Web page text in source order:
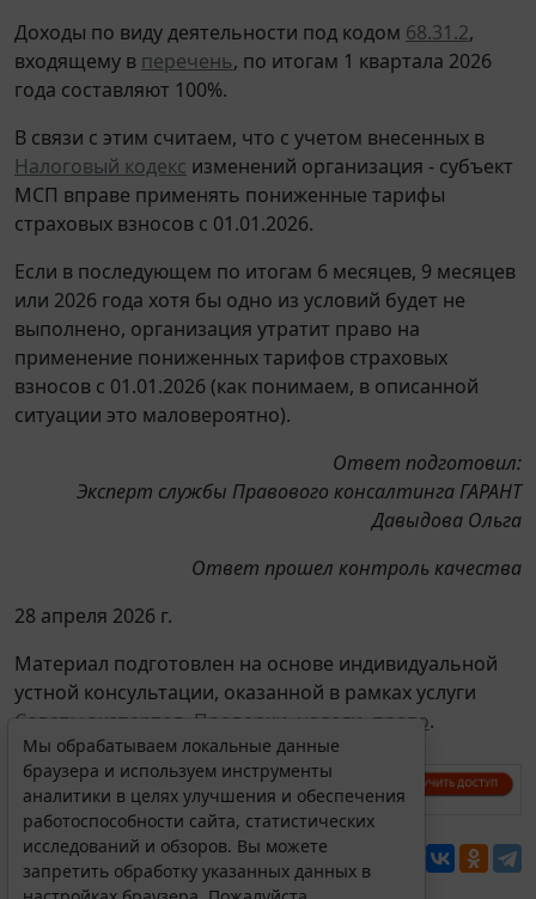
Доходы по виду деятельности под кодом 68.31.2,
входящему в перечень, по итогам 1 квартала 2026
года составляют 100%.
В связи с этим считаем, что с учетом внесенных в
Налоговый кодекс изменений организация - субъект
МСП вправе применять пониженные тарифы
страховых взносов с 01.01.2026.
Если в последующем по итогам 6 месяцев, 9 месяцев
или 2026 года хотя бы одно из условий будет не
выполнено, организация утратит право на
применение пониженных тарифов страховых
взносов с 01.01.2026 (как понимаем, в описанной
ситуации это маловероятно).
Ответ подготовил:
Эксперт службы Правового консалтинга ГАРАНТ
Давыдова Ольга
Ответ прошел контроль качества
28 апреля 2026 г.
Материал подготовлен на основе индивидуальной
устной консультации, оказанной в рамках услуги
Советы экспертов. Проверки, налоги, право.
Перепечатка
Мы обрабатываем локальные данные
браузера и используем инструменты
аналитики в целях улучшения и обеспечения
работоспособности сайта, статистических
исследований и обзоров. Вы можете
запретить обработку указанных данных в